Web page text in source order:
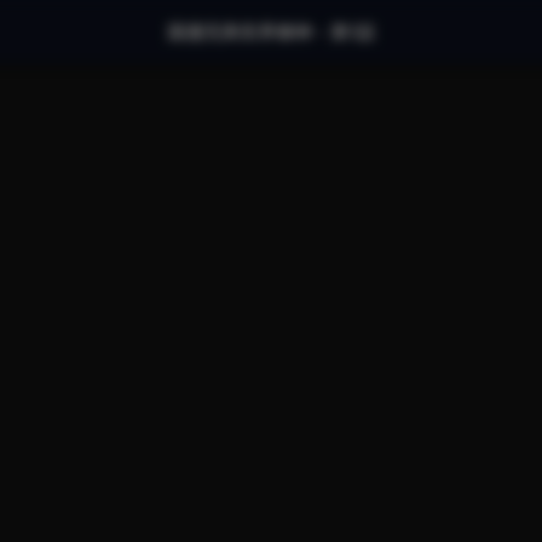
国漫完美世界柳神 - 第1話